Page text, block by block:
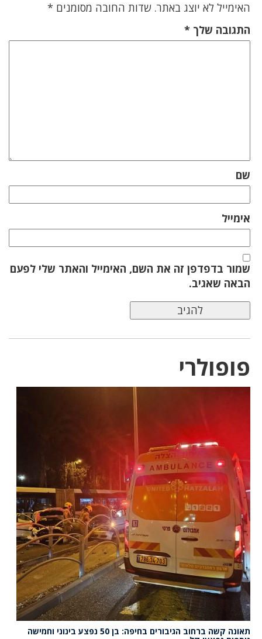
האימייל לא יוצג באתר. שדות החובה מסומנים *
התגובה שלך *
שם
אימייל
שמור בדפדפן זה את השם, האימייל והאתר שלי לפעם
הבאה שאגיב.
פופולרי
תאונה קשה ברחוב הגיבורים בחיפה: בן 50 נפצע בינוני וחמישה